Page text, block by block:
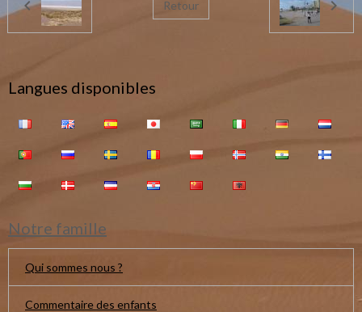
Retour
Langues disponibles
Notre famille
Qui sommes nous ?
Commentaire des enfants